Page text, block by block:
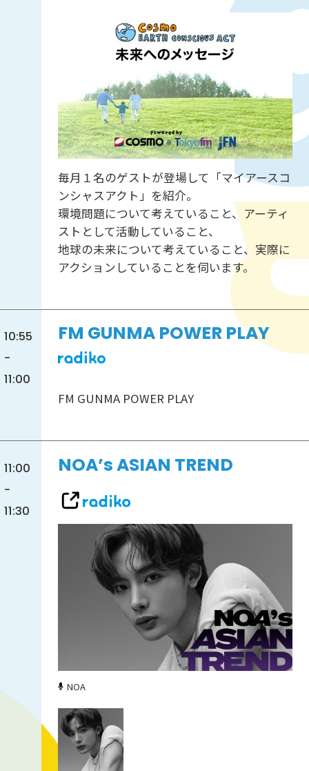
毎月１名のゲストが登場して「マイアースコ
ンシャスアクト」を紹介。
環境問題について考えていること、アーティ
ストとして活動していること、
地球の未来について考えていること、実際に
アクションしていることを伺います。
10:55
-
11:00
FM GUNMA POWER PLAY
FM GUNMA POWER PLAY
11:00
-
11:30
NOA’s ASIAN TREND
NOA